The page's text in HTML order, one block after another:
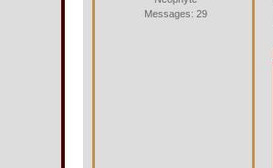
Messages: 29